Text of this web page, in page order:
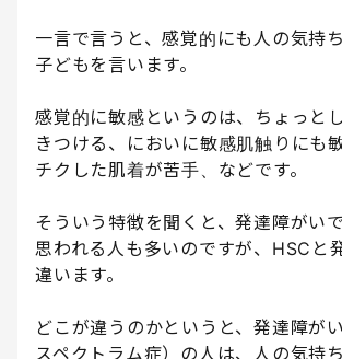
一言で言うと、感覚的にも人の気持
子どもを言います。
感覚的に敏感というのは、ちょっと
きつける、においに敏感肌触りにも
チクした肌着が苦手、などです。
そういう特徴を聞くと、発達障がい
思われる人も多いのですが、HSCと
違います。
どこが違うのかというと、発達障が
スペクトラム症）の人は、人の気持